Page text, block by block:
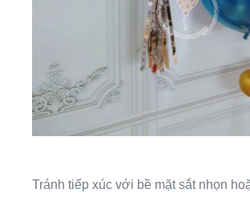
Tránh tiếp xúc với bề mặt sắt nhọn